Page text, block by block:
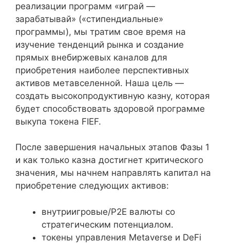
реализации программ «играй —
зарабатывай» («стипендиальные»
программы), мы тратим свое время на
изучение тенденций рынка и создание
прямых внебиржевых каналов для
приобретения наиболее перспективных
активов метавселенной. Наша цель —
создать высокопродуктивную казну, которая
будет способствовать здоровой программе
выкупа токена FIEF.
После завершения начальных этапов Фазы 1
и как только казна достигнет критического
значения, мы начнем направлять капитал на
приобретение следующих активов:
внутриигровые/P2E валюты со
стратегическим потенциалом.
токены управления Metaverse и DeFi